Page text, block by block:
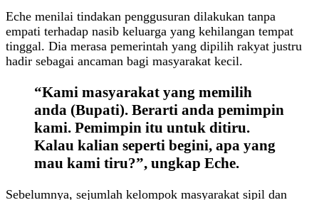
Eche menilai tindakan penggusuran dilakukan tanpa
empati terhadap nasib keluarga yang kehilangan tempat
tinggal. Dia merasa pemerintah yang dipilih rakyat justru
hadir sebagai ancaman bagi masyarakat kecil.
“Kami masyarakat yang memilih
anda (Bupati). Berarti anda pemimpin
kami. Pemimpin itu untuk ditiru.
Kalau kalian seperti begini, apa yang
mau kami tiru?”, ungkap Eche.
Sebelumnya, sejumlah kelompok masyarakat sipil dan